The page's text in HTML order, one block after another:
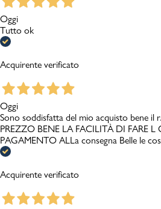
Oggi
Tutto ok
Acquirente verificato
Oggi
Sono soddisfatta del mio acquisto bene
PREZZO BENE LA FACILITÀ DI FARE L
PAGAMENTO ALLa consegna Belle le
Acquirente verificato